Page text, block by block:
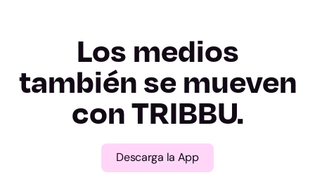
Pontevedra
Madrid
Murcia
Los medios
también se mueven
con TRIBBU.
Descarga la App